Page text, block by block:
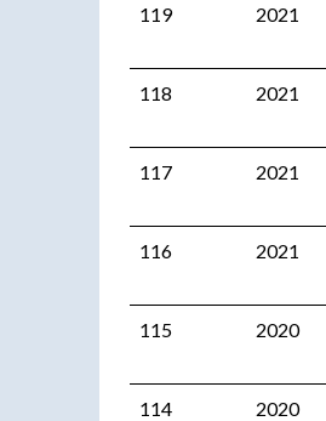
119 2021
118 2021
117 2021
116 2021
115 2020
114 2020